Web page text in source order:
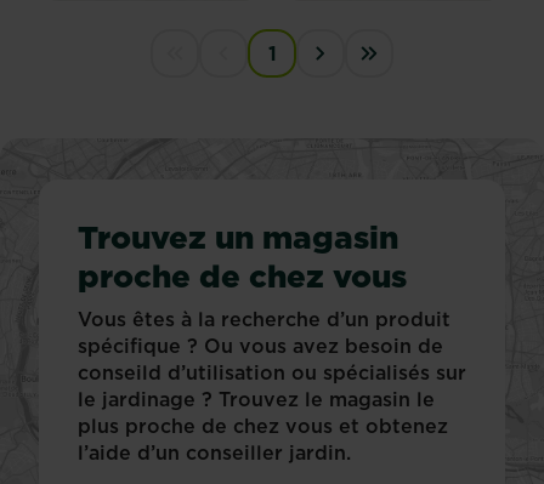
First disabled
Previous disabled
1
Trouvez un magasin
proche de chez vous
Vous êtes à la recherche d’un produit
spécifique ? Ou vous avez besoin de
conseild d’utilisation ou spécialisés sur
le jardinage ? Trouvez le magasin le
plus proche de chez vous et obtenez
l’aide d’un conseiller jardin.